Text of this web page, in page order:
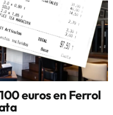
euros en Ferrol